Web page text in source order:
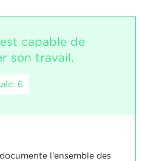
capable de
son travail.
6
l'ensemble des